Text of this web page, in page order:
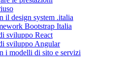
il design system .italia
Bootstrap Italia
sviluppo React
sviluppo Angular
i modelli di sito e servizi